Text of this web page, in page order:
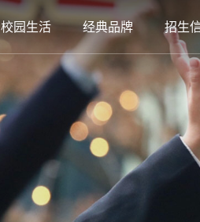
校园生活 经典品牌 招生